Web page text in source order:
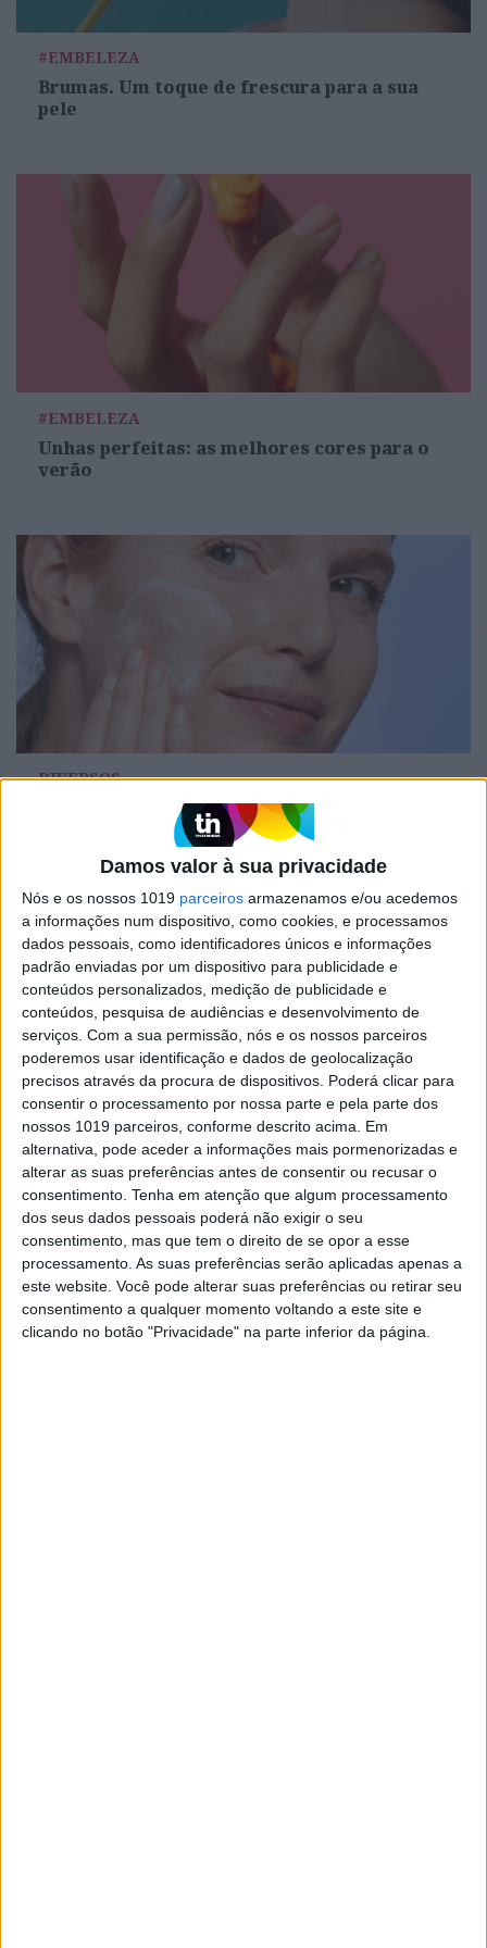
Damos valor à sua privacidade
Nós e os nossos 1019 parceiros armazenamos e/ou acedemos
a informações num dispositivo, como cookies, e processamos
dados pessoais, como identificadores únicos e informações
padrão enviadas por um dispositivo para publicidade e
conteúdos personalizados, medição de publicidade e
conteúdos, pesquisa de audiências e desenvolvimento de
serviços. Com a sua permissão, nós e os nossos parceiros
poderemos usar identificação e dados de geolocalização
precisos através da procura de dispositivos. Poderá clicar para
consentir o processamento por nossa parte e pela parte dos
nossos 1019 parceiros, conforme descrito acima. Em
alternativa, pode aceder a informações mais pormenorizadas e
alterar as suas preferências antes de consentir ou recusar o
consentimento. Tenha em atenção que algum processamento
dos seus dados pessoais poderá não exigir o seu
consentimento, mas que tem o direito de se opor a esse
processamento. As suas preferências serão aplicadas apenas a
este website. Você pode alterar suas preferências ou retirar seu
consentimento a qualquer momento voltando a este site e
clicando no botão "Privacidade" na parte inferior da página.
#EMBELEZA
Brumas. Um toque de frescura para a sua
pele
#EMBELEZA
Unhas perfeitas: as melhores cores para o
verão
DIVERSOS
Os aliados para uma skincare de verão
#EMBELEZA
Já ouviu falar no "notox"? Esta é a nova
tendência de beleza em cuidados com a pele.